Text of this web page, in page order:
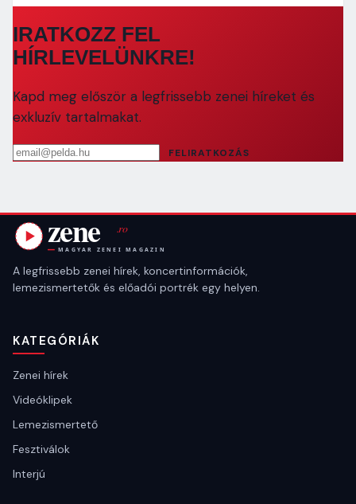
IRATKOZZ FEL
HÍRLEVELÜNKRE!
Kapd meg először a legfrissebb zenei híreket és
exkluzív tartalmakat.
Email cím
FELIRATKOZÁS
A legfrissebb zenei hírek, koncertinformációk,
lemezismertetők és előadói portrék egy helyen.
KATEGÓRIÁK
Zenei hírek
Videóklipek
Lemezismertető
Fesztiválok
Interjú